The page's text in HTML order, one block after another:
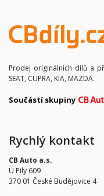
Prodej originálních dílů a
SEAT, CUPRA, KIA, MAZDA.
Součástí skupiny
Rychlý kontakt
CB Auto a.s.
U Pily 609
370 01 České Budějovice 4